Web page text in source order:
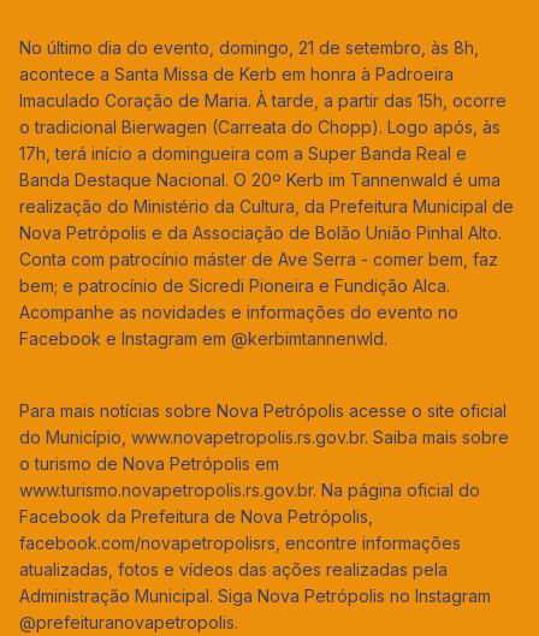
No último dia do evento, domingo, 21 de setembro, às 8h,
acontece a Santa Missa de Kerb em honra à Padroeira
Imaculado Coração de Maria. À tarde, a partir das 15h, ocorre
o tradicional Bierwagen (Carreata do Chopp). Logo após, às
17h, terá início a domingueira com a Super Banda Real e
Banda Destaque Nacional. O 20º Kerb im Tannenwald é uma
realização do Ministério da Cultura, da Prefeitura Municipal de
Nova Petrópolis e da Associação de Bolão União Pinhal Alto.
Conta com patrocínio máster de Ave Serra - comer bem, faz
bem; e patrocínio de Sicredi Pioneira e Fundição Alca.
Acompanhe as novidades e informações do evento no
Facebook e Instagram em @kerbimtannenwld.
Para mais notícias sobre Nova Petrópolis acesse o site oficial
do Município, www.novapetropolis.rs.gov.br. Saiba mais sobre
o turismo de Nova Petrópolis em
www.turismo.novapetropolis.rs.gov.br. Na página oficial do
Facebook da Prefeitura de Nova Petrópolis,
facebook.com/novapetropolisrs, encontre informações
atualizadas, fotos e vídeos das ações realizadas pela
Administração Municipal. Siga Nova Petrópolis no Instagram
@prefeituranovapetropolis.